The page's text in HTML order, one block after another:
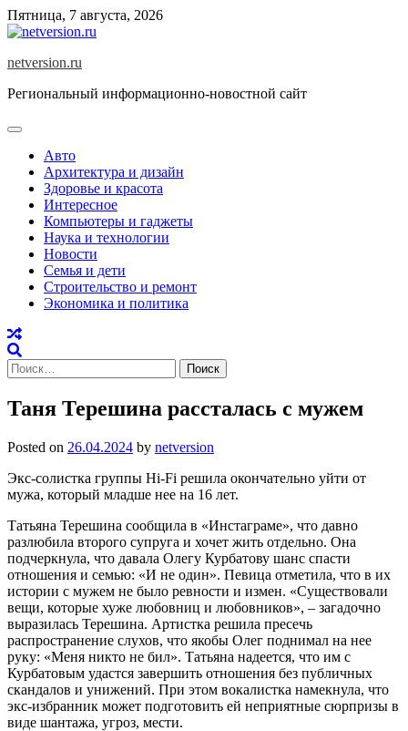
Skip
to
Пятница, 7 августа, 2026
netversion.ru
Региональный информационно-новостной сайт
Авто
Архитектура и дизайн
Здоровье и красота
Интересное
Компьютеры и гаджеты
Наука и технологии
Новости
Семья и дети
Строительство и ремонт
Экономика и политика
Найти:
Таня Терешина рассталась с мужем
Posted on 26.04.2024 by netversion
Экс-солистка группы Hi-Fi решила окончательно уйти от
мужа, который младше нее на 16 лет.
Татьяна Терешина сообщила в «Инстаграме», что давно
разлюбила второго супруга и хочет жить отдельно. Она
подчеркнула, что давала Олегу Курбатову шанс спасти
отношения и семью: «И не один». Певица отметила, что в их
истории с мужем не было ревности и измен. «Существовали
вещи, которые хуже любовниц и любовников», – загадочно
выразилась Терешина. Артистка решила пресечь
распространение слухов, что якобы Олег поднимал на нее
руку: «Меня никто не бил». Татьяна надеется, что им с
Курбатовым удастся завершить отношения без публичных
скандалов и унижений. При этом вокалистка намекнула, что
экс-избранник может подготовить ей неприятные сюрпризы в
виде шантажа, угроз, мести.